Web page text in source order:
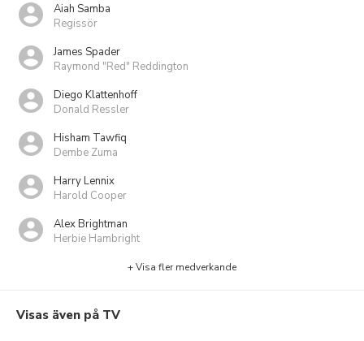
Aiah Samba
Regissör
James Spader
Raymond "Red" Reddington
Diego Klattenhoff
Donald Ressler
Hisham Tawfiq
Dembe Zuma
Harry Lennix
Harold Cooper
Alex Brightman
Herbie Hambright
+ Visa fler medverkande
Visas även på TV